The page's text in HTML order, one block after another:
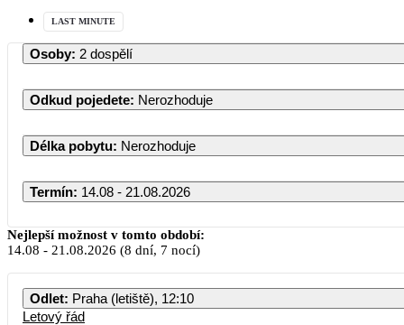
LAST MINUTE
Osoby: 2 dospělí
Odkud pojedete: Nerozhoduje
Délka pobytu: Nerozhoduje
Termín: 14.08 - 21.08.2026
Nejlepší možnost v tomto období:
14.08 - 21.08.2026 (8 dní, 7 nocí)
Odlet: Praha (letiště), 12:10
Letový řád